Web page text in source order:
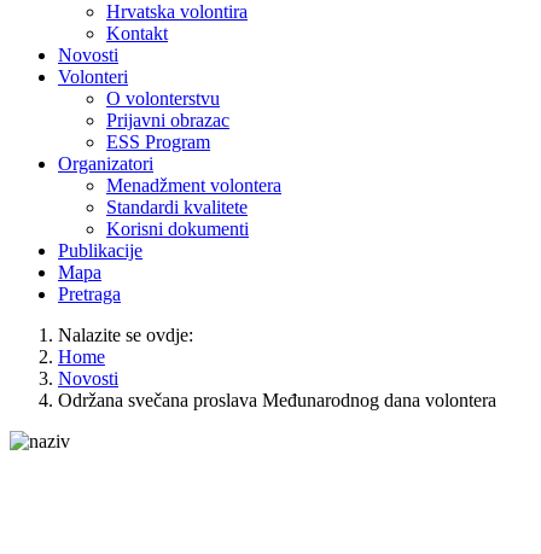
Hrvatska volontira
Kontakt
Novosti
Volonteri
O volonterstvu
Prijavni obrazac
ESS Program
Organizatori
Menadžment volontera
Standardi kvalitete
Korisni dokumenti
Publikacije
Mapa
Pretraga
Nalazite se ovdje:
Home
Novosti
Održana svečana proslava Međunarodnog dana volontera